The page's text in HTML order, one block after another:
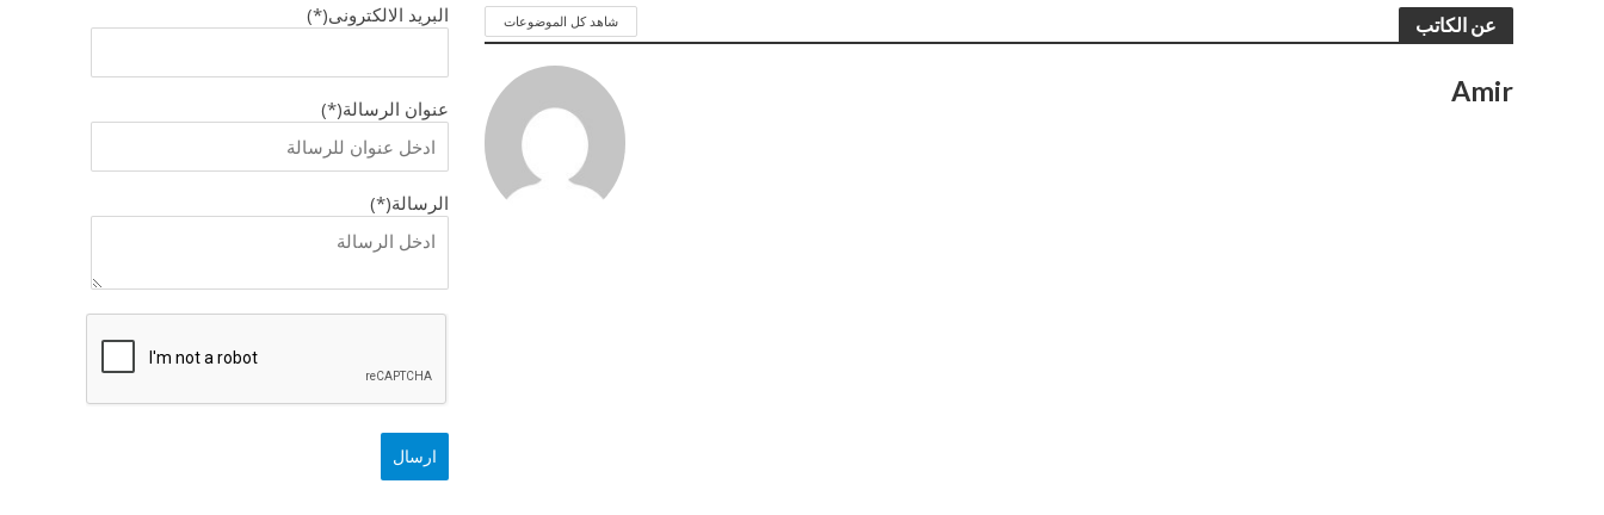
البريد الالكترونى(*)
عنوان الرسالة(*)
الرسالة(*)
عن الكاتب شاهد كل الموضوعات
Amir